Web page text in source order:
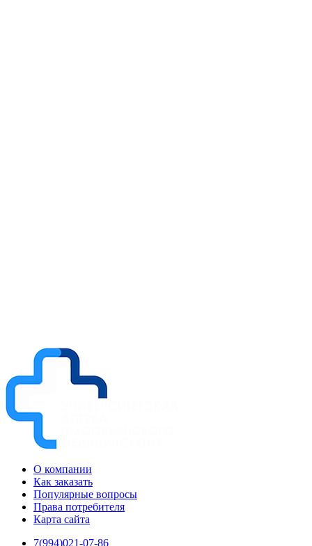
О компании
Как заказать
Популярные вопросы
Права потребителя
Карта сайта
7(994)021-07-86